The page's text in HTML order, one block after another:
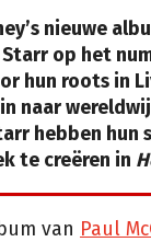
nieuwe
op het
hun roots in
naar
hebben
te creëren in
van Paul